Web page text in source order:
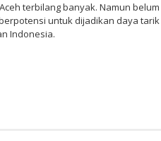
terbilang banyak. Namun belum
untuk dijadikan daya tarik
Indonesia.